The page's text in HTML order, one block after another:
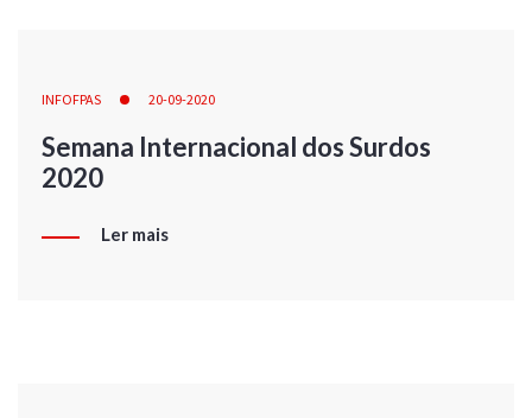
INFOFPAS 20-09-2020
Semana Internacional dos Surdos
2020
Ler mais